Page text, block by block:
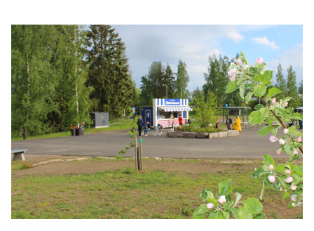
kosketus-
ja
pyyhkäisyliikkeitä.